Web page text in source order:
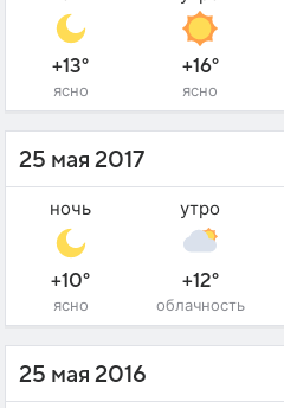
+13°
ясно
+16°
ясно
25 мая 2017
ночь
+10°
ясно
утро
+12°
облачность
25 мая 2016